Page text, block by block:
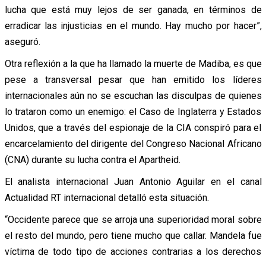
lucha que está muy lejos de ser ganada, en términos de
erradicar las injusticias en el mundo. Hay mucho por hacer”,
aseguró.
Otra reflexión a la que ha llamado la muerte de Madiba, es que
pese a transversal pesar que han emitido los líderes
internacionales aún no se escuchan las disculpas de quienes
lo trataron como un enemigo: el Caso de Inglaterra y Estados
Unidos, que a través del espionaje de la CIA conspiró para el
encarcelamiento del dirigente del Congreso Nacional Africano
(CNA) durante su lucha contra el Apartheid.
El analista internacional Juan Antonio Aguilar en el canal
Actualidad RT internacional detalló esta situación.
“Occidente parece que se arroja una superioridad moral sobre
el resto del mundo, pero tiene mucho que callar. Mandela fue
víctima de todo tipo de acciones contrarias a los derechos